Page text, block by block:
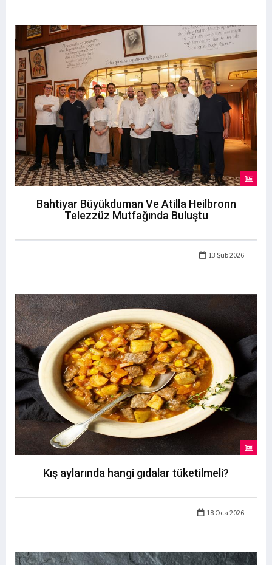
Bahtiyar Büyükduman Ve Atilla Heilbronn
Telezzüz Mutfağında Buluştu
13 Şub 2026
Kış aylarında hangi gıdalar tüketilmeli?
18 Oca 2026